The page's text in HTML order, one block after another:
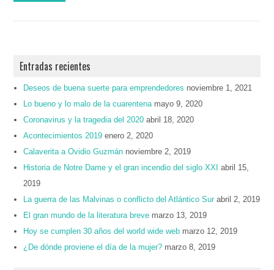
Entradas recientes
Deseos de buena suerte para emprendedores noviembre 1, 2021
Lo bueno y lo malo de la cuarentena mayo 9, 2020
Coronavirus y la tragedia del 2020 abril 18, 2020
Acontecimientos 2019 enero 2, 2020
Calaverita a Ovidio Guzmán noviembre 2, 2019
Historia de Notre Dame y el gran incendio del siglo XXI
abril 15,
2019
La guerra de las Malvinas o conflicto del Atlántico Sur abril 2, 2019
El gran mundo de la literatura breve marzo 13, 2019
Hoy se cumplen 30 años del world wide web marzo 12, 2019
¿De dónde proviene el día de la mujer? marzo 8, 2019